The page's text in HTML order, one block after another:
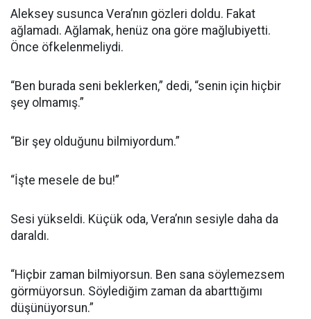
Aleksey susunca Vera’nın gözleri doldu. Fakat
ağlamadı. Ağlamak, henüz ona göre mağlubiyetti.
Önce öfkelenmeliydi.
“Ben burada seni beklerken,” dedi, “senin için hiçbir
şey olmamış.”
“Bir şey olduğunu bilmiyordum.”
“İşte mesele de bu!”
Sesi yükseldi. Küçük oda, Vera’nın sesiyle daha da
daraldı.
“Hiçbir zaman bilmiyorsun. Ben sana söylemezsem
görmüyorsun. Söylediğim zaman da abarttığımı
düşünüyorsun.”